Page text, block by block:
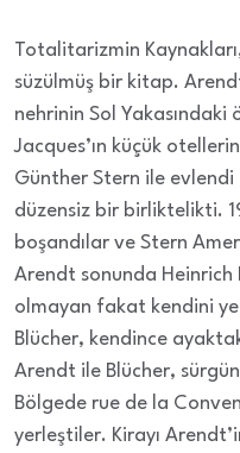
Totalitarizmin
süzülmüş bir kitap.
nehrinin Sol
Jacques’ın küçük
Günther Stern ile
düzensiz bir birliktelikti.
boşandılar ve Stern
Arendt sonunda Heinrich
olmayan fakat kendini
Blücher, kendince
Arendt ile Blücher,
Bölgede rue de la
yerleştiler. Kirayı